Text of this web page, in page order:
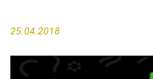
25.04.2018